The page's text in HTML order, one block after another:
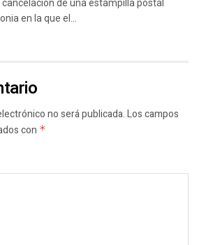
de una estampilla postal
en la que el...
no será publicada.Los campos
con *